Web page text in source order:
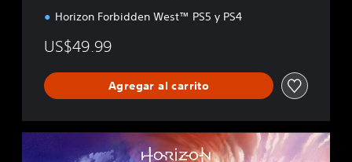
Horizon Forbidden West™ PS5 y PS4
US$49.99
Agregar al carrito